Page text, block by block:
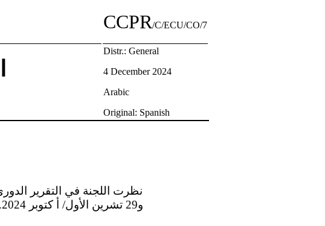
CCPR/C/ECU/CO/7
Distr.: General
4 December 2024
Arabic
Original: Spanish